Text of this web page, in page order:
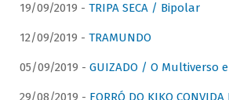
19/09/2019 - TRIPA SECA / Bipolar
12/09/2019 - TRAMUNDO
05/09/2019 - GUIZADO / O Multiverso